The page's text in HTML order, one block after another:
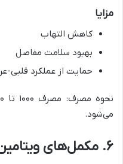
مزایا
کاهش التهاب
بهبود سلامت مفاصل
حمایت از عملکرد قلبی-
می‌شود.
۶. مکمل‌های ویتامین و مواد معدنی